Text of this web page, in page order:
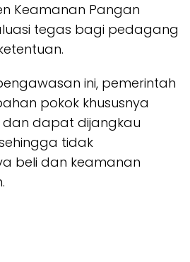
Keamanan Pangan
tegas bagi pedagang
ini, pemerintah
pokok khususnya
dapat dijangkau
tidak
beli dan keamanan